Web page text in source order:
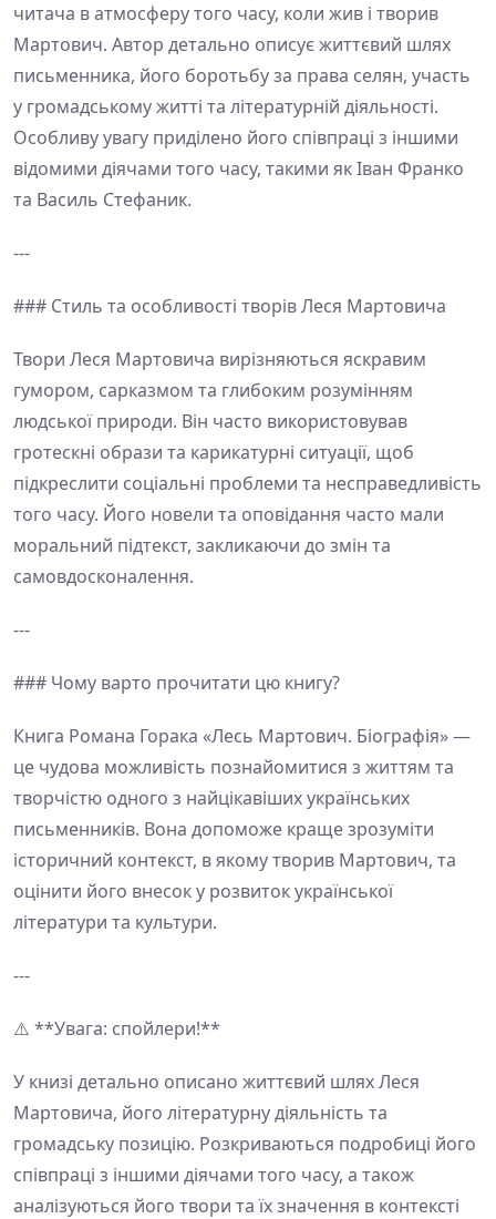
читача в атмосферу того часу, коли жив і творив
Мартович. Автор детально описує життєвий шлях
письменника, його боротьбу за права селян, участь
у громадському житті та літературній діяльності.
Особливу увагу приділено його співпраці з іншими
відомими діячами того часу, такими як Іван Франко
та Василь Стефаник.
---
### Стиль та особливості творів Леся Мартовича
Твори Леся Мартовича вирізняються яскравим
гумором, сарказмом та глибоким розумінням
людської природи. Він часто використовував
гротескні образи та карикатурні ситуації, щоб
підкреслити соціальні проблеми та несправедливість
того часу. Його новели та оповідання часто мали
моральний підтекст, закликаючи до змін та
самовдосконалення.
---
### Чому варто прочитати цю книгу?
Книга Романа Горака «Лесь Мартович. Біографія» —
це чудова можливість познайомитися з життям та
творчістю одного з найцікавіших українських
письменників. Вона допоможе краще зрозуміти
історичний контекст, в якому творив Мартович, та
оцінити його внесок у розвиток української
літератури та культури.
---
⚠️ **Увага: спойлери!**
У книзі детально описано життєвий шлях Леся
Мартовича, його літературну діяльність та
громадську позицію. Розкриваються подробиці його
співпраці з іншими діячами того часу, а також
аналізуються його твори та їх значення в контексті